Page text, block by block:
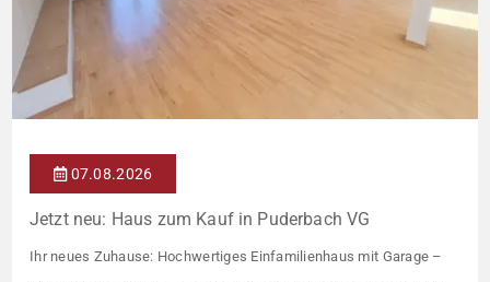
07.08.2026
Jetzt neu: Haus zum Kauf in Puderbach VG
Ihr neues Zuhause: Hochwertiges Einfamilienhaus mit Garage –